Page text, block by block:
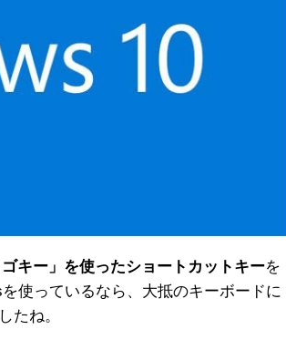
ゴキー」を使ったショートカットキーを
使っているなら、大抵のキーボードに
たね。